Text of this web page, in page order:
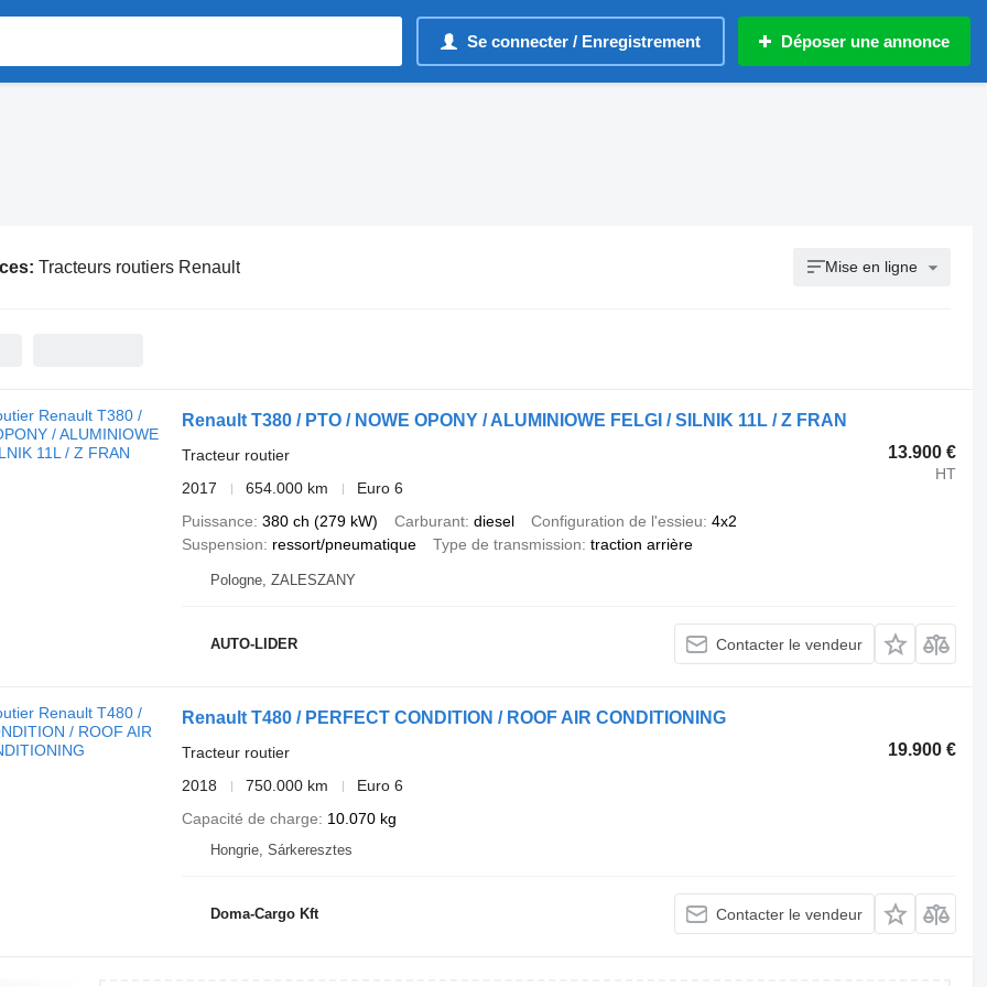
Se connecter / Enregistrement Déposer une annonce
Tracteurs routiers Renault Mise en ligne
Renault T380 / PTO / NOWE OPONY / ALUMINIOWE FELGI / SILNIK 11L / Z FRAN
13.900 €
HT
Tracteur routier
2017
654.000 km
Euro 6
Puissance 380 ch (279 kW) Carburant diesel Configuration de l'essieu 4x2
Suspension
ressort/pneumatique Type de transmission traction arrière
Pologne, ZALESZANY
AUTO-LIDER Contacter le vendeur
Renault T480 / PERFECT CONDITION / ROOF AIR CONDITIONING
19.900 €
Tracteur routier
2018
750.000 km
Euro 6
Capacité de charge
10.070 kg
Hongrie, Sárkeresztes
Doma-Cargo Kft Contacter le vendeur